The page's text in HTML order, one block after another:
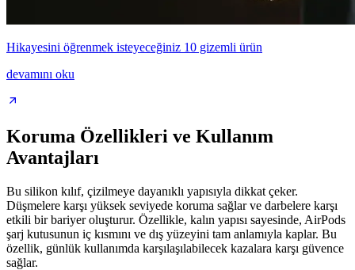
Hikayesini öğrenmek isteyeceğiniz 10 gizemli ürün
devamını oku
Koruma Özellikleri ve Kullanım
Avantajları
Bu silikon kılıf, çizilmeye dayanıklı yapısıyla dikkat çeker.
Düşmelere karşı yüksek seviyede koruma sağlar ve darbelere karşı
etkili bir bariyer oluşturur. Özellikle, kalın yapısı sayesinde, AirPods
şarj kutusunun iç kısmını ve dış yüzeyini tam anlamıyla kaplar. Bu
özellik, günlük kullanımda karşılaşılabilecek kazalara karşı güvence
sağlar.